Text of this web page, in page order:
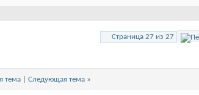
Страница 27 из 27
тема Следующая тема »